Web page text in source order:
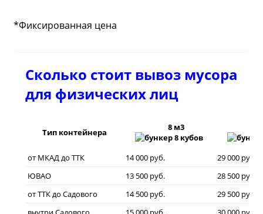
*Фиксированная цена
Сколько стоит вывоз мусора
для физических лиц
Тип контейнера 8 м3
от МКАД до ТТК 14 000 руб.
29 000 руб.
ЮВАО
13 500 руб.
28 500 руб.
от ТТК до Садового
14 500 руб.
29 500 руб.